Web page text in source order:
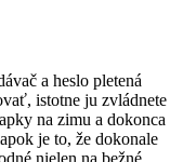
a heslo pletená
istotne ju zvládnete
na zimu a dokonca
je to, že dokonale
nielen na bežné